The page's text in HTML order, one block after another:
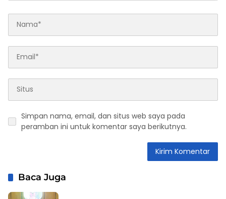
Simpan nama, email, dan situs web saya pada
peramban ini untuk komentar saya berikutnya.
Baca Juga